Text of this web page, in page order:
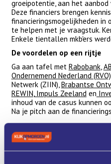
groeipotentie, aan het
Deze financiers brengen
financieringsmogelijkheden in
te helpen met je vraagstuk.
Enkele tientallen mkb'ers
De voordelen op een rijtje
Ga aan tafel met Rabobank,
Ondernemend Nederland (RVO)
Netwerk (ZIIN), Brabantse
REWIN Impuls Zeeland en
inhoud van de casus kunnen
Na je pitch aan de
Of de financiers
welk advies de financiers
welke partijen uit het